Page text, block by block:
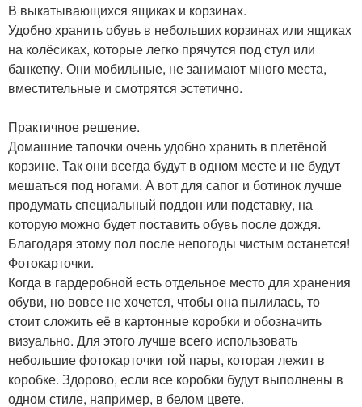
В выкатывающихся ящиках и корзинах.
Удобно хранить обувь в небольших корзинах или ящиках
на колёсиках, которые легко прячутся под стул или
банкетку. Они мобильные, не занимают много места,
вместительные и смотрятся эстетично.
Практичное решение.
Домашние тапочки очень удобно хранить в плетёной
корзине. Так они всегда будут в одном месте и не будут
мешаться под ногами. А вот для сапог и ботинок лучше
продумать специальный поддон или подставку, на
которую можно будет поставить обувь после дождя.
Благодаря этому пол после непогоды чистым останется!
Фотокарточки.
Когда в гардеробной есть отдельное место для хранения
обуви, но вовсе не хочется, чтобы она пылилась, то
стоит сложить её в картонные коробки и обозначить
визуально. Для этого лучше всего использовать
небольшие фотокарточки той пары, которая лежит в
коробке. Здорово, если все коробки будут выполнены в
одном стиле, например, в белом цвете.